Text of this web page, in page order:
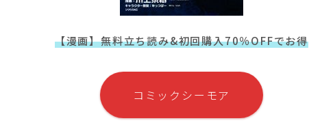
【漫画】無料立ち読み&初回購入70％OFFでお得
コミックシーモア